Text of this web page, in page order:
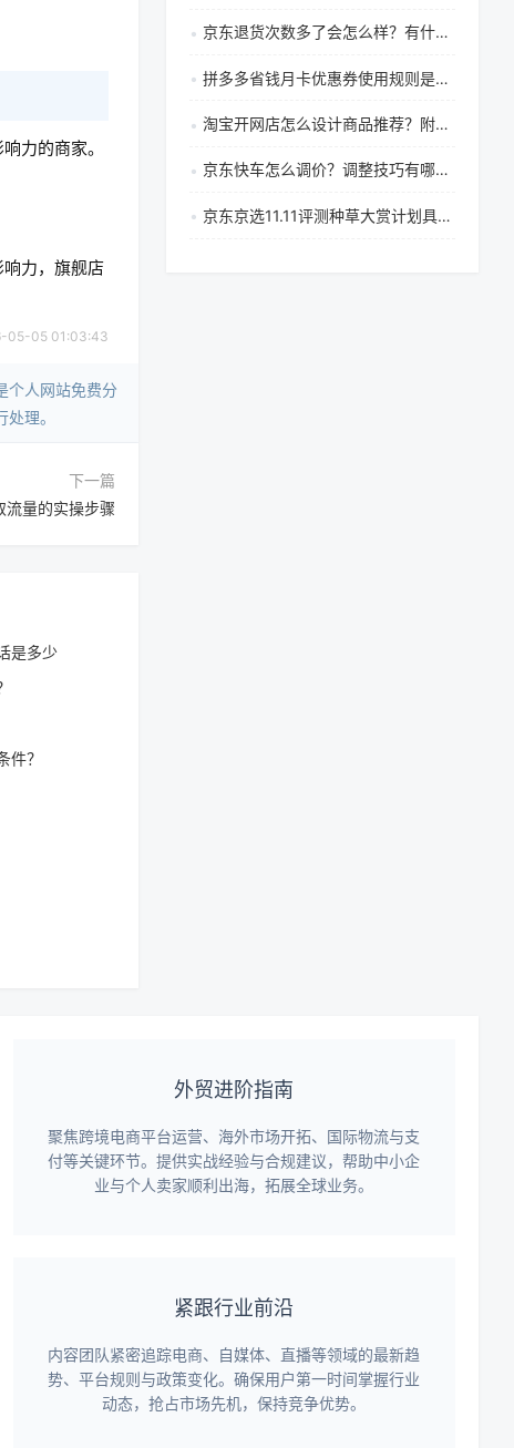
力的商家。
力，旗舰店
05-05 01:03:43
个人网站免费分
理。
下一篇
流量的实操步骤
是多少
件？
京东退货次数多了会怎么样？有什么影响？
拼多多省钱月卡优惠券使用规则是什么？怎么用？
淘宝开网店怎么设计商品推荐？附怎么能把淘宝店铺做好？
京东快车怎么调价？调整技巧有哪些？
京东京选11.11评测种草大赏计划具体有哪些参与规则和奖励机制
外贸进阶指南
聚焦跨境电商平台运营、海外市场开拓、国际物流与支
付等关键环节。提供实战经验与合规建议，帮助中小企
业与个人卖家顺利出海，拓展全球业务。
紧跟行业前沿
内容团队紧密追踪电商、自媒体、直播等领域的最新趋
势、平台规则与政策变化。确保用户第一时间掌握行业
动态，抢占市场先机，保持竞争优势。